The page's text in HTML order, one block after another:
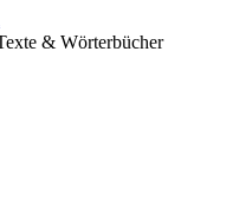
& Wörterbücher